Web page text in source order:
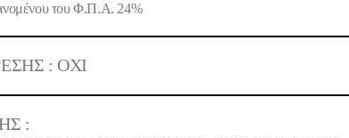
του Φ.Π.Α. 24%
: ΟΧΙ
: